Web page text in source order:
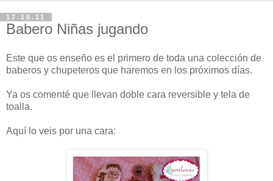
17.10.11
Babero Niñas jugando
Este que os enseño es el primero de toda una colección de
baberos y chupeteros que haremos en los próximos días.
Ya os comenté que llevan doble cara reversible y tela de
toalla.
Aquí lo veis por una cara: